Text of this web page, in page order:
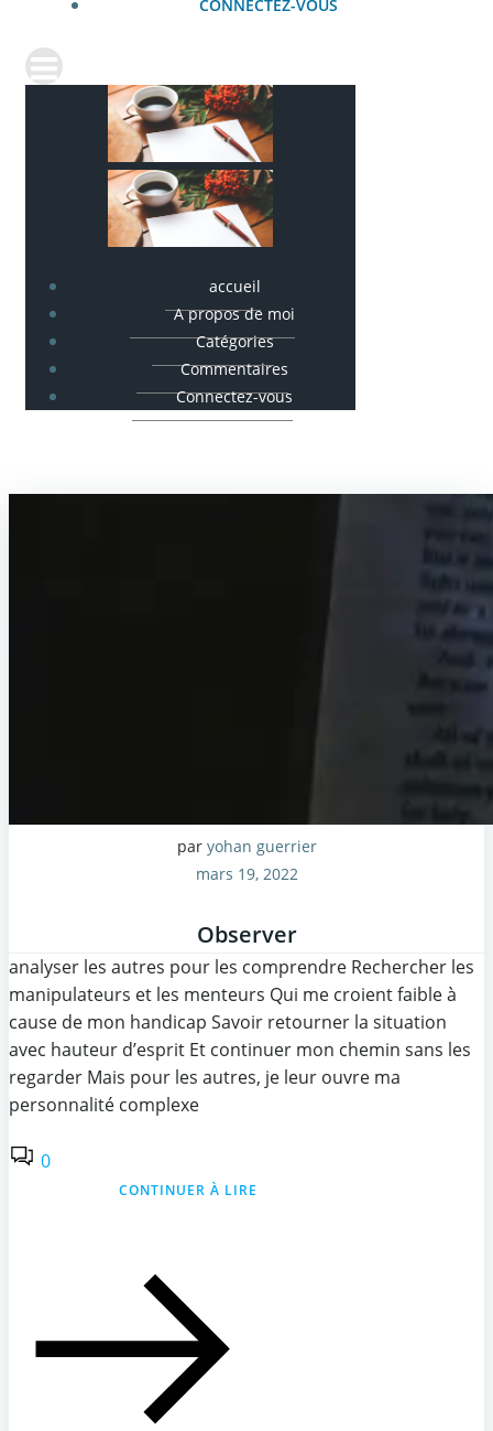
CONNECTEZ-VOUS
accueil
A propos de moi
Catégories
Commentaires
Connectez-vous
par yohan guerrier
mars 19, 2022
Observer
analyser les autres pour les comprendre Rechercher les
manipulateurs et les menteurs Qui me croient faible à
cause de mon handicap Savoir retourner la situation
avec hauteur d’esprit Et continuer mon chemin sans les
regarder Mais pour les autres, je leur ouvre ma
personnalité complexe
0
CONTINUER À LIRE